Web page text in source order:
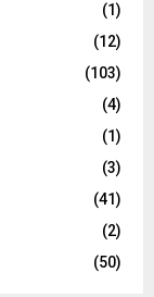
(1)
(12)
(103)
(4)
(1)
(3)
(41)
(2)
(50)